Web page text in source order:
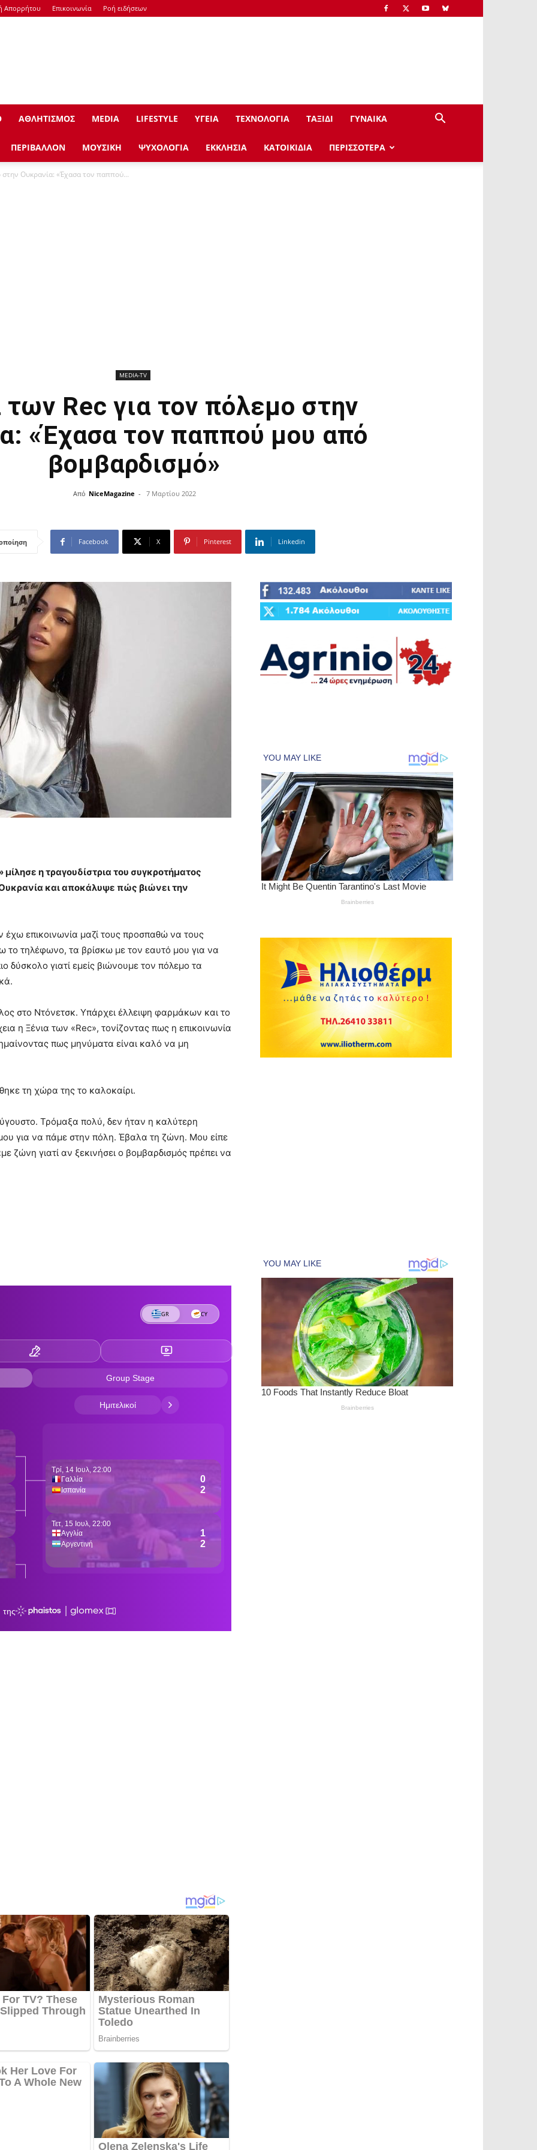
Απορρήτου Επικοινωνία Ροή ειδήσεων
ΑΘΛΗΤΙΣΜΟΣ ΜEDIA LIFESTYLE ΥΓΕΙΑ ΤΕΧΝΟΛΟΓΙΑ ΤΑΞΙΔΙ ΓΥΝΑΙΚΑ
ΠΕΡΙΒΑΛΛΟΝ ΜΟΥΣΙΚΗ ΨΥΧΟΛΟΓΙΑ ΕΚΚΛΗΣΙΑ ΚΑΤΟΙΚΙΔΙΑ ΠΕΡΙΣΣΟΤΕΡΑ
στην Ουκρανία: «Έχασα τον παππού...
ΜEDIA-TV
των Rec για τον πόλεμο στην
«Έχασα τον παππού μου από
βομβαρδισμό»
Από NiceMagazine - 7 Μαρτίου 2022
Facebook X Pinterest Linkedin
η τραγουδίστρια του συγκροτήματος
και αποκάλυψε πώς βιώνει την
έχω επικοινωνία μαζί τους προσπαθώ να τους
το τηλέφωνο, τα βρίσκω με τον εαυτό μου για να
δύσκολο γιατί εμείς βιώνουμε τον πόλεμο τα
στο Ντόνετσκ. Υπάρχει έλλειψη φαρμάκων και το
η Ξένια των «Rec», τονίζοντας πως η επικοινωνία
πως μηνύματα είναι καλό να μη
τη χώρα της το καλοκαίρι.
Τρόμαξα πολύ, δεν ήταν η καλύτερη
για να πάμε στην πόλη. Έβαλα τη ζώνη. Μου είπε
ζώνη γιατί αν ξεκινήσει ο βομβαρδισμός πρέπει να